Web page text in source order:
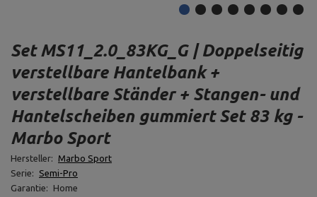
Set MS11_2.0_83KG_G | Doppelseitig
verstellbare Hantelbank +
verstellbare Ständer + Stangen- und
Hantelscheiben gummiert Set 83 kg -
Marbo Sport
Hersteller: Marbo Sport
Serie:
Semi-Pro
Garantie:
Home